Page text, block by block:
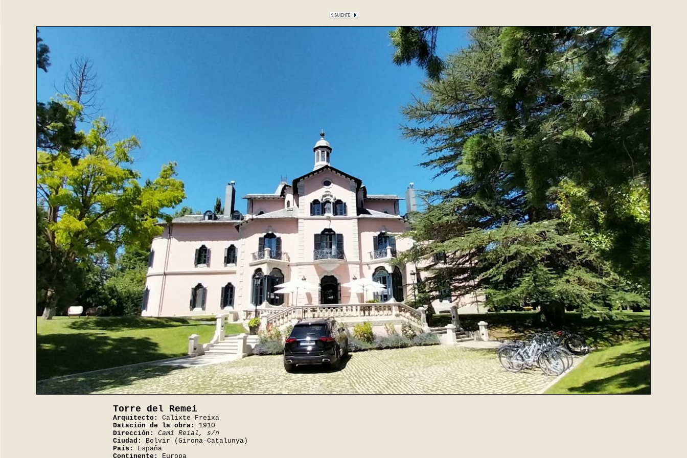
Torre del Remei
Arquitecto:
Calixte Freixa
Datación de la obra:
1910
Dirección:
Camí Reial, s/n
Ciudad:
Bolvir (Girona-Catalunya)
País:
España
Continente:
Europa